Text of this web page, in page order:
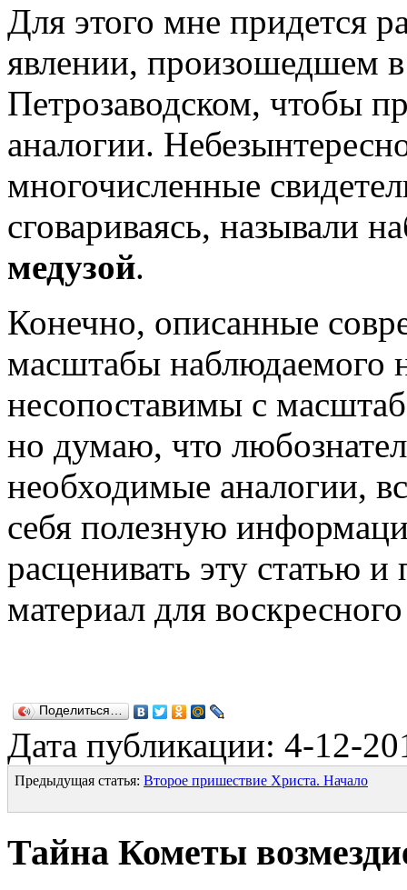
Для этого мне придется
явлении, произошедшем
Петрозаводском, чтобы
аналогии.
многочисленные
сговариваясь, называли
медузой.
Конечно, описанные
масштабы наблюдаемого
несопоставимы с
но думаю, что
необходимые аналогии,
себя полезную
расценивать эту статью и
материал для
Поделиться…
Дата публикации: 4-12-
Предыдущая статья: Второе пришествие Христа. Начало
Тайна Кометы